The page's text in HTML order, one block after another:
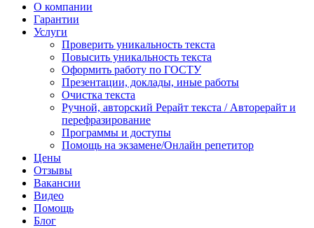
О компании
Гарантии
Услуги
Проверить уникальность текста
Повысить уникальность текста
Оформить работу по ГОСТУ
Презентации, доклады, иные работы
Очистка текста
Ручной, авторский Рерайт текста / Авторерайт и
перефразирование
Программы и доступы
Помощь на экзамене/Онлайн репетитор
Цены
Отзывы
Вакансии
Видео
Помощь
Блог